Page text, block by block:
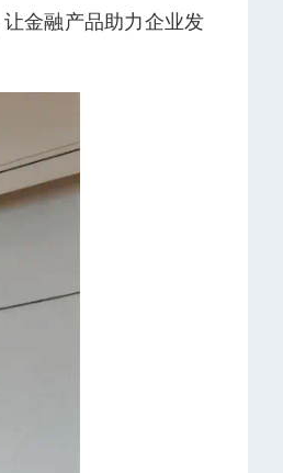
金融产品助力企业发